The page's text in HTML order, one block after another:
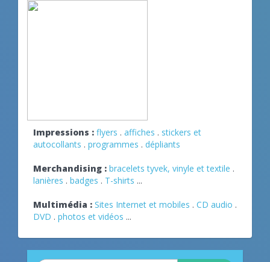
Impressions : flyers . affiches . stickers et
autocollants . programmes . dépliants
Merchandising : bracelets tyvek, vinyle et textile .
lanières . badges . T-shirts ...
Multimédia : Sites Internet et mobiles . CD audio .
DVD . photos et vidéos ...